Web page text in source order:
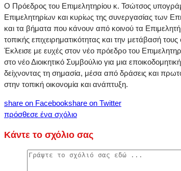
Ο Πρόεδρος του Επιμελητηρίου κ. Τσώτσος
Επιμελητηρίων και κυρίως της συνεργασίας των
και τα βήματα που κάνουν από κοινού τα
τοπικής επιχειρηματικότητας και την μετάβασή
Έκλεισε με ευχές στον νέο πρόεδρο του
στο νέο Διοικητικό Συμβούλιο για μια
δείχνοντας τη σημασία, μέσα από δράσεις και
στην τοπική οικονομία και ανάπτυξη.
share on Facebookshare on Twitter
πρόσθεσε ένα σχόλιο
Κάντε το σχόλιο σας